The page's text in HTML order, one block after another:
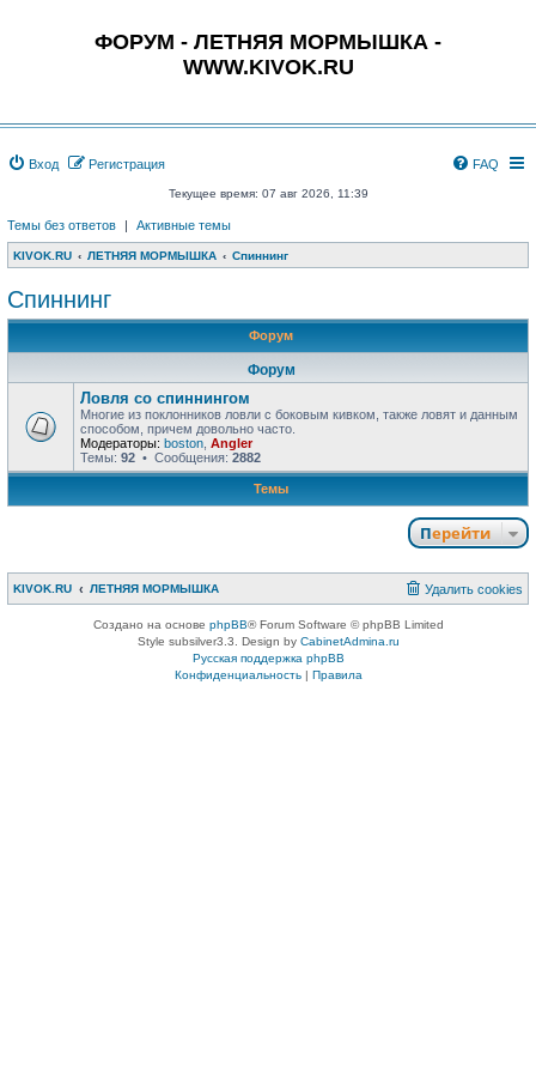
ФОРУМ - ЛЕТНЯЯ МОРМЫШКА -
WWW.KIVOK.RU
Вход Регистрация FAQ
Текущее время: 07 авг 2026, 11:39
Темы без ответов | Активные темы
KIVOK.RU ЛЕТНЯЯ МОРМЫШКА Спиннинг
Спиннинг
Форум
Форум
Ловля со спиннингом
Многие из поклонников ловли с боковым кивком, также ловят и данным
способом, причем довольно часто.
Модераторы: boston Angler
Темы: 92 • Сообщения: 2882
Темы
Перейти
KIVOK.RU ЛЕТНЯЯ МОРМЫШКА Удалить cookies
Создано на основе phpBB® Forum Software © phpBB Limited
Style subsilver3.3. Design by CabinetAdmina.ru
Русская поддержка phpBB
Конфиденциальность| Правила